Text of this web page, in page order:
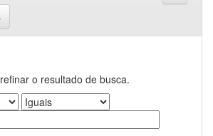
o resultado de busca.